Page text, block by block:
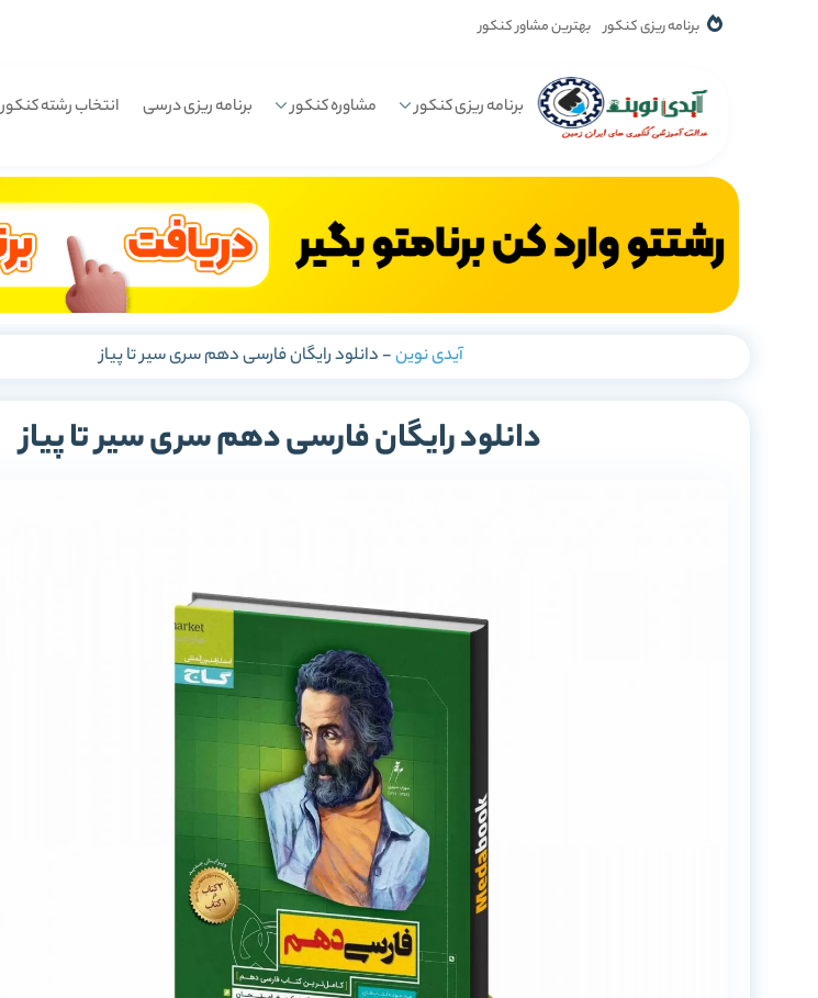
برنامه ریزی کنکور بهترین مشاور کنکور
برنامه ریزی کنکور مشاوره کنکور برنامه ریزی درسی انتخاب رشته کنکور
آیدی نوین-دانلود رایگان فارسی دهم سری سیر تا پیاز
دانلود رایگان فارسی دهم سری سیر تا پیاز